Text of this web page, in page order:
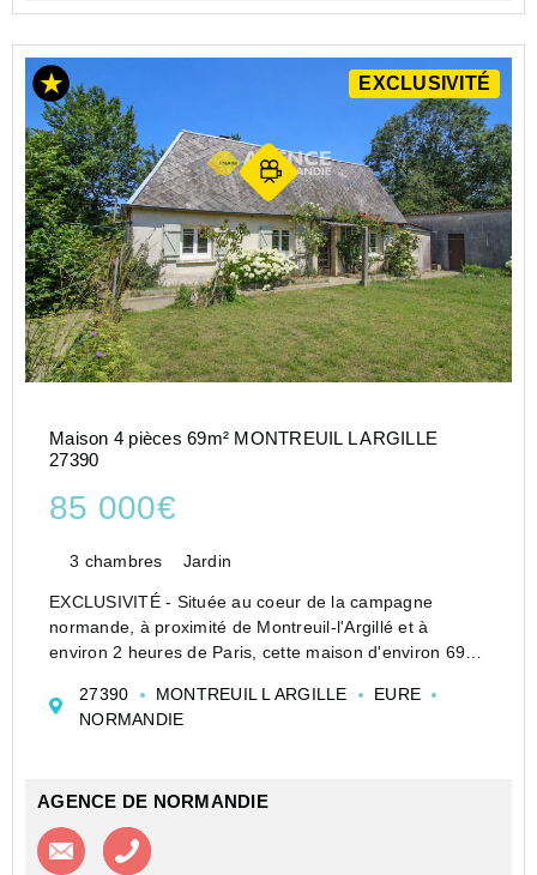
EXCLUSIVITÉ
Maison 4 pièces 69m² MONTREUIL L ARGILLE
27390
85 000€
3 chambres Jardin
EXCLUSIVITÉ - Située au coeur de la campagne
normande, à proximité de Montreuil-l'Argillé et à
environ 2 heures de Paris, cette maison d'environ 69
d'un agréable terrain de 1615 m².
Ell...
27390 MONTREUIL L ARGILLE
EURE
NORMANDIE
AGENCE DE NORMANDIE
Contacter l'agence